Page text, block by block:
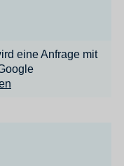
eine Anfrage mit